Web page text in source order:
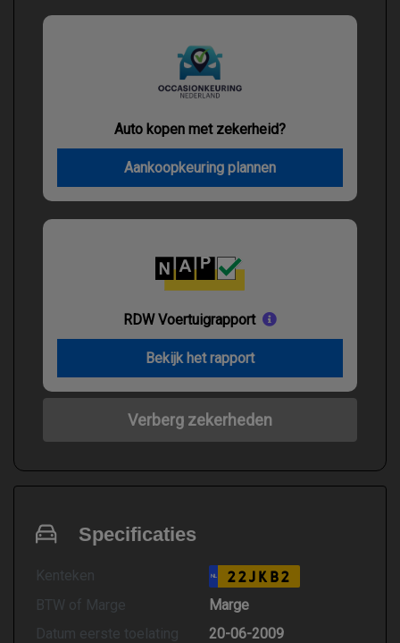
Auto kopen met zekerheid?
Aankoopkeuring plannen
RDW Voertuigrapport
Bekijk het rapport
Verberg zekerheden
Specificaties
Kenteken NL 22JKB2
BTW of Marge
Marge
Datum eerste toelating
20-06-2009